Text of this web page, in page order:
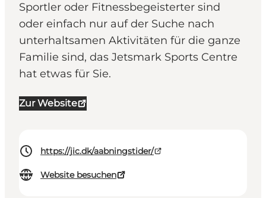
Sportler oder Fitnessbegeisterter sind
oder einfach nur auf der Suche nach
unterhaltsamen Aktivitäten für die ganze
Familie sind, das Jetsmark Sports Centre
hat etwas für Sie.
Zur Website
https://jic.dk/aabningstider/
Website besuchen